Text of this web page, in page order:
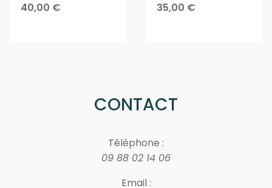
40,00 € 35,00 €
CONTACT
Téléphone :
09 88 02 14 06
Email :